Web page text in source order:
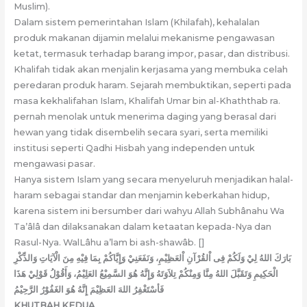
Muslim).
Dalam sistem pemerintahan Islam (Khilafah), kehalalan
produk makanan dijamin melalui mekanisme pengawasan
ketat, termasuk terhadap barang impor, pasar, dan distribusi.
Khalifah tidak akan menjalin kerjasama yang membuka celah
peredaran produk haram. Sejarah membuktikan, seperti pada
masa kekhalifahan Islam, Khalifah Umar bin al-Khaththab ra.
pernah menolak untuk menerima daging yang berasal dari
hewan yang tidak disembelih secara syari, serta memiliki
institusi seperti Qadhi Hisbah yang independen untuk
mengawasi pasar.
Hanya sistem Islam yang secara menyeluruh menjadikan halal-
haram sebagai standar dan menjamin keberkahan hidup,
karena sistem ini bersumber dari wahyu Allah Subhânahu Wa
Ta’âlâ dan dilaksanakan dalam ketaatan kepada-Nya dan
Rasul-Nya. WalLâhu a’lam bi ash-shawâb. []
بَارَكَ اللهُ لِيْ وَلَكُمْ فِى اْلقُرْآنِ اْلعَظِيْمِ، وَنَفَعَنِيْ وَإِيَّاكُمْ بِمَا فِيْهِ مِنَ الْآيَاتِ وَالذِّكْرِ
الْحَكِيمِ وَتَقَبَّلَ اللهُ مِنَّا وَمِنْكُمْ تِلاَوَتَهُ وَإِنَّهُ هُوَ السَّمِيْعُ العَلِيْمُ، وَأَقُوْلُ قَوْلِيْ هَذَا
فَأسْتَغْفِرُ اللهَ العَظِيْمَ إِنَّهُ هُوَ الغَفُوْرُ الرَّحِيْمُ
KHUTBAH KEDUA